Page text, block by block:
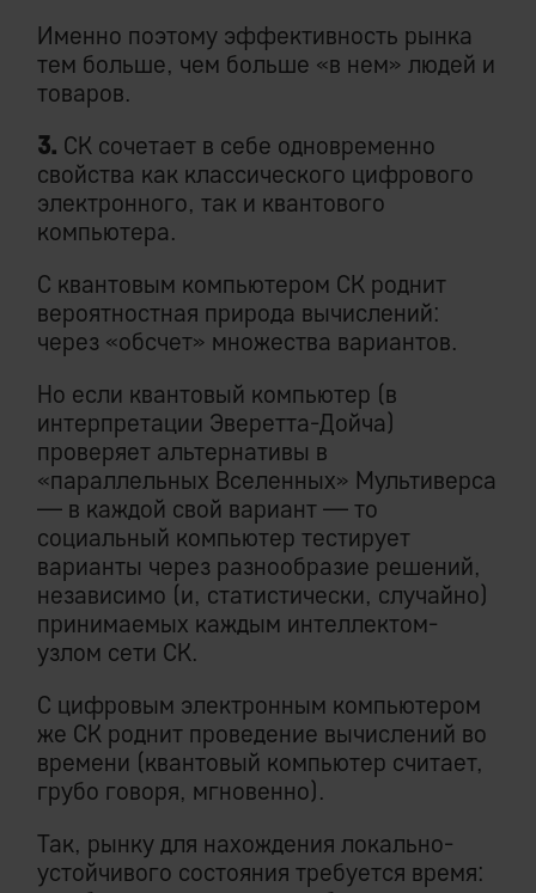
Именно поэтому эффективность рынка
тем больше, чем больше «в нем» людей и
товаров.
3. СК сочетает в себе одновременно
свойства как классического цифрового
электронного, так и квантового
компьютера.
С квантовым компьютером СК роднит
вероятностная природа вычислений:
через «обсчет» множества вариантов.
Но если квантовый компьютер (в
интерпретации Эверетта-Дойча)
проверяет альтернативы в
«параллельных Вселенных» Мультиверса
— в каждой свой вариант — то
социальный компьютер тестирует
варианты через разнообразие решений,
независимо (и, статистически, случайно)
принимаемых каждым интеллектом-
узлом сети СК.
С цифровым электронным компьютером
же СК роднит проведение вычислений во
времени (квантовый компьютер считает,
грубо говоря, мгновенно).
Так, рынку для нахождения локально-
устойчивого состояния требуется время: